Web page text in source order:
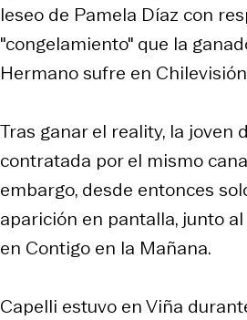
leseo de Pamela Díaz con
"congelamiento" que la
Hermano sufre en
Tras ganar el reality, la joven
contratada por el mismo
embargo, desde entonces
aparición en pantalla, junto
en Contigo en la Mañana.
Capelli estuvo en Viña